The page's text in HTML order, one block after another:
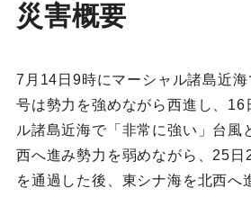
災害概要
7月14日9時にマーシャル諸島近
号は勢力を強めながら西進し、16
ル諸島近海で「非常に強い」台風
西へ進み勢力を弱めながら、25日
を通過した後、東シナ海を北西へ